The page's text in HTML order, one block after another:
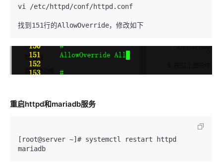
vi /etc/httpd/conf/httpd.conf
找到151行的AllowOverride，修改如下
重启httpd和mariadb服务
[root@server ~]# systemctl restart httpd
mariadb